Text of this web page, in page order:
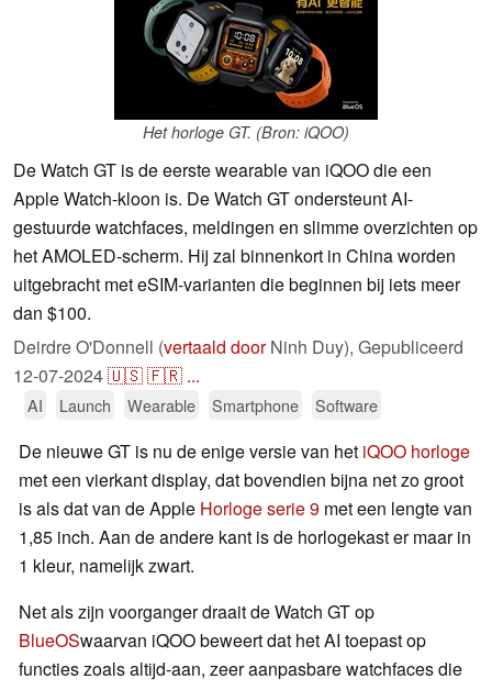
Het horloge GT. (Bron: iQOO)
De Watch GT is de eerste wearable van iQOO die een
Apple Watch-kloon is. De Watch GT ondersteunt AI-
gestuurde watchfaces, meldingen en slimme overzichten op
het AMOLED-scherm. Hij zal binnenkort in China worden
uitgebracht met eSIM-varianten die beginnen bij iets meer
dan $100.
Deirdre O'Donnell (vertaald doorNinh Duy), Gepubliceerd
12-07-2024🇺🇸🇫🇷 ...
AI Launch Wearable Smartphone Software
De nieuwe GT is nu de enige versie van het iQOO horloge
met een vierkant display, dat bovendien bijna net zo groot
is als dat van de Apple Horloge serie 9 met een lengte van
1,85 inch. Aan de andere kant is de horlogekast er maar in
1 kleur, namelijk zwart.
Net als zijn voorganger draait de Watch GT op
BlueOSwaarvan iQOO beweert dat het AI toepast op
functies zoals altijd-aan, zeer aanpasbare watchfaces die